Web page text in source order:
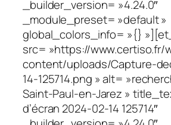
_builder_version= »4.24.0″
_module_preset= »default »
global_colors_info= »{}
src= »https://www.certiso.fr/
content/uploads/Capture-
14-125714.png » alt=
Saint-Paul-en-Jarez »
d’écran 2024-02-14 125714″